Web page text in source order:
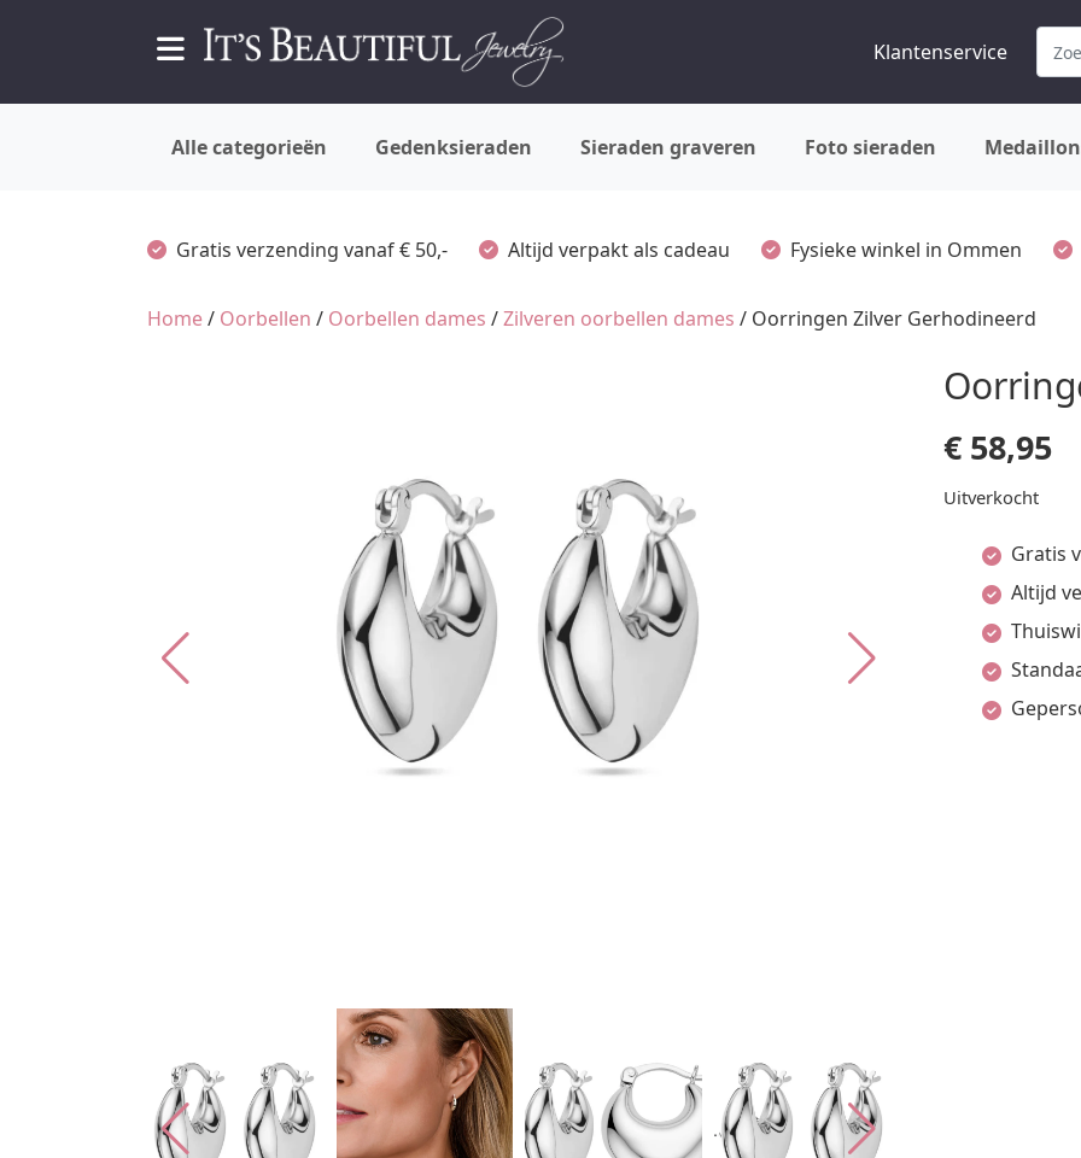
Klantenservice
Alle categorieën Gedenksieraden Sieraden graveren Foto sieraden
Gratis verzending vanaf € 50,- Altijd verpakt als cadeau Fysieke winkel in Ommen
Home/ Oorbellen / Oorbellen dames /Zilveren oorbellen dames / Oorringen Zilver Gerhodineerd
€ 58,95
Uitverkocht
Gratis
Altijd